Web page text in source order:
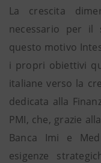
La crescita
necessario per il
questo motivo
i propri obiettivi
italiane verso la
dedicata alla
PMI, che, grazie
Banca Imi e
esigenze